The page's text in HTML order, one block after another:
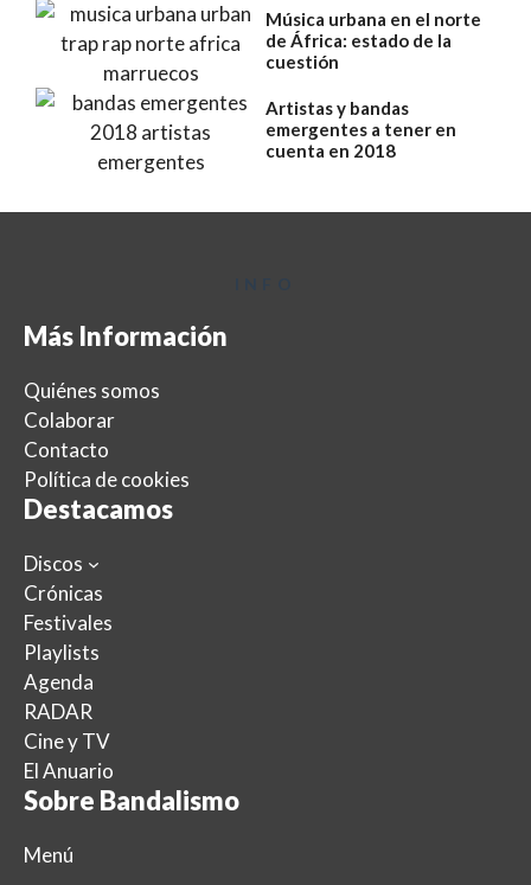
Música urbana en el norte
de África: estado de la
cuestión
Artistas y bandas
emergentes a tener en
cuenta en 2018
Más Información
Quiénes somos
Colaborar
Contacto
Política de cookies
Destacamos
Discos
Crónicas
Festivales
Playlists
Agenda
RADAR
Cine y TV
El Anuario
Sobre Bandalismo
Menú